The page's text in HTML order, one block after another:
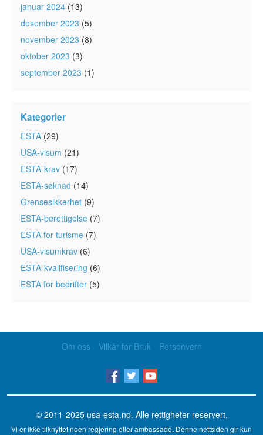
januar 2024 (13)
desember 2023 (5)
november 2023 (8)
oktober 2023 (3)
september 2023 (1)
Kategorier
ESTA (29)
USA-visum (21)
ESTA-krav (17)
ESTA-søknad (14)
Grensesikkerhet (9)
ESTA-berettigelse (7)
ESTA for turisme (7)
USA-visumkrav (6)
ESTA-kvalifisering (6)
ESTA for bedrifter (5)
Om oss Vilkår for Bruk Personvern
© 2011-2025 usa-esta.no. Alle rettigheter reservert.
Vi er ikke tilknyttet noen regjering eller ambassade. Denne nettsiden gir kun